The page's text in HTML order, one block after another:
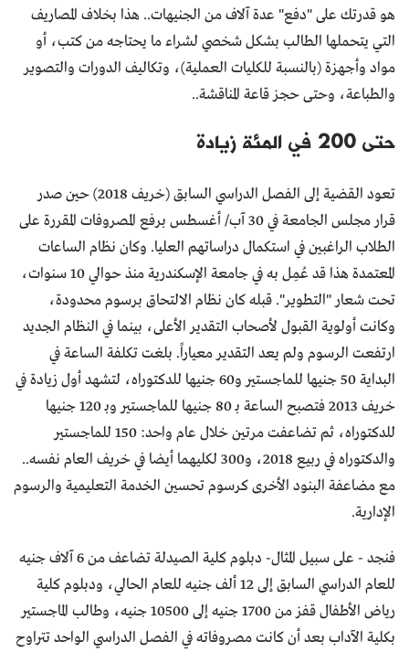
هو قدرتك على "دفع" عدة آلاف من الجنيهات.. هذا بخلاف المصاريف
التي يتحملها الطالب بشكل شخصي لشراء ما يحتاجه من كتب، أو
مواد وأجهزة (بالنسبة للكليات العملية)، وتكاليف الدورات والتصوير
والطباعة، وحتى حجز قاعة المناقشة..
حتى 200 في المئة زيادة
تعود القضية إلى الفصل الدراسي السابق (خريف 2018) حين صدر
قرار مجلس الجامعة في 30 آب/ أغسطس برفع المصروفات المقررة على
الطلاب الراغبين في استكمال دراساتهم العليا. وكان نظام الساعات
المعتمدة هذا قد عُمِل به في جامعة الإسكندرية منذ حوالي 10 سنوات،
تحت شعار "التطوير". قبله كان نظام الالتحاق برسوم محدودة،
وكانت أولوية القبول لأصحاب التقدير الأعلى، بينما في النظام الجديد
ارتفعت الرسوم ولم يعد التقدير معياراً. بلغت تكلفة الساعة في
البداية 50 جنيها للماجستير و60 جنيها للدكتوراه، لتشهد أول زيادة في
خريف 2013 فتصبح الساعة بـ 80 جنيها للماجستير وبـ 120 جنيها
للدكتوراه، ثم تضاعفت مرتين خلال عام واحد: 150 للماجستير
والدكتوراه في ربيع 2018، و300 لكليهما أيضا في خريف العام نفسه..
مع مضاعفة البنود الأخرى كرسوم تحسين الخدمة التعليمية والرسوم
الإدارية.
فنجد - على سبيل المثال- دبلوم كلية الصيدلة تضاعف من 6 آلاف جنيه
للعام الدراسي السابق إلى 12 ألف جنيه للعام الحالي، ودبلوم كلية
رياض الأطفال قفز من 1700 جنيه إلى 10500 جنيه، وطالب الماجستير
بكلية الآداب بعد أن كانت مصروفاته في الفصل الدراسي الواحد تتراوح